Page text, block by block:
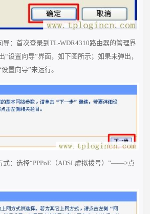
导：首次登录到TL-WDR4310路由器的管理界
“设置向导”界面，如下图所示；如果未弹出，
置向导”来运行。
式：选择“PPPoE（ADSL虚拟拨号）”——>点